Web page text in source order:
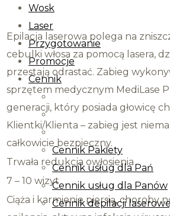
Wosk
Laser
Przygotowanie
Promocje
Cennik
Cennik Pakiety
Cennik usług dla Pań
Cennik usług dla Panów
Cennik depilacji
Epilacja laserowa polega na
cebulki włosa za pomocą lasera,
przestają odrastać. Zabieg
sprzętem medycznym MediLase
generacji, który posiada głowicę
Klientki/Klienta – zabieg jest
całkowicie bezpieczny.
Trwała redukcja owłosienia
7 – 10 wizyt
Ciąża i karmienie piersią, choroby